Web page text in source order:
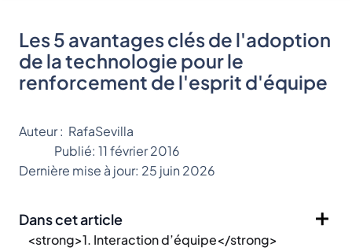
Les 5 avantages clés de l'adoption
de la technologie pour le
renforcement de l'esprit d'équipe
Auteur : RafaSevilla
Publié: 11 février 2016
Dernière mise à jour: 25 juin 2026
Dans cet article
<strong>1. Interaction d’équipe</strong>